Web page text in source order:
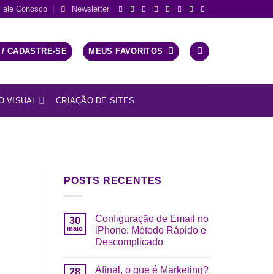
Fale Conosco Newsletter
CADASTRE-SE MEUS FAVORITOS
VISUAL CRIAÇÃO DE SITES
POSTS RECENTES
30
maio
Configuração de Email no
iPhone: Método Rápido e
Descomplicado
28
Afinal, o que é Marketing?